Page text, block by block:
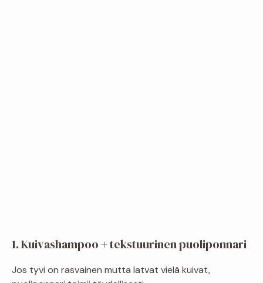
1. Kuivashampoo + tekstuurinen puoliponnari
Jos tyvi on rasvainen mutta latvat vielä kuivat,